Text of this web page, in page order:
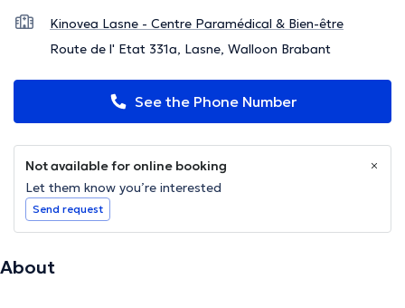
Kinovea Lasne - Centre Paramédical & Bien-être
Route de l' Etat 331a, Lasne, Walloon Brabant
See the Phone Number
Not available for online booking
Let them know you’re interested
Send request
About